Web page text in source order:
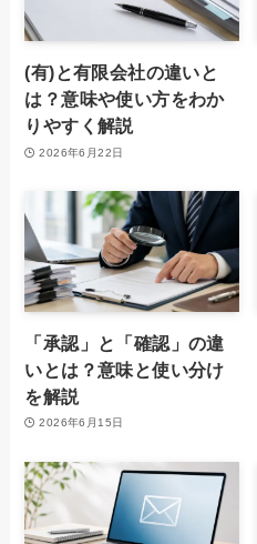
(有)と有限会社の違いと
は？意味や使い方をわか
りやすく解説
2026年6月22日
「承認」と「確認」の違
いとは？意味と使い分け
を解説
2026年6月15日